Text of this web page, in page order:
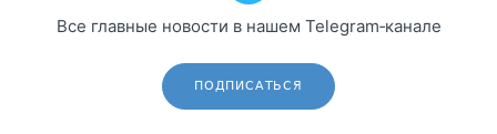
Все главные новости в нашем Telegram‑канале
ПОДПИСАТЬСЯ